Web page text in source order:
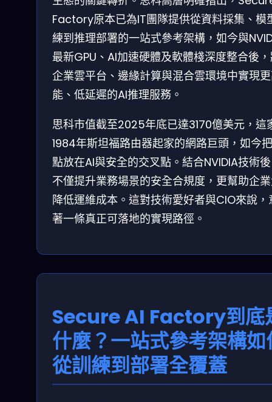
Factory原本已為IT團隊提供從資料採集、模
練到推理部署的一站式參考架構，如今與
最新GPU、AI加速硬體及軟體棧深度整合後
企業雲平台、邊緣計算與混合雲環境中實現
能、低延遲的AI推理服務。
思科市值截至2025年底已達3170億美元，這
1984年斯坦福路由器起家的網路巨頭，如今
點放在AI與安全的交叉點。結合NVIDIA技術
不僅提升業務場景的安全合規度，更幫助企
降低運維成本。這對技術愛好者與CIO來說，
著一條真正可落地的實現路徑。
Secure AI Factory到底
什麼？一站式參考架構如
從訓練到部署全覆蓋